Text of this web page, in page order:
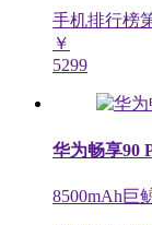
手机排行榜
￥
5299
华为畅享90
8500mAh巨